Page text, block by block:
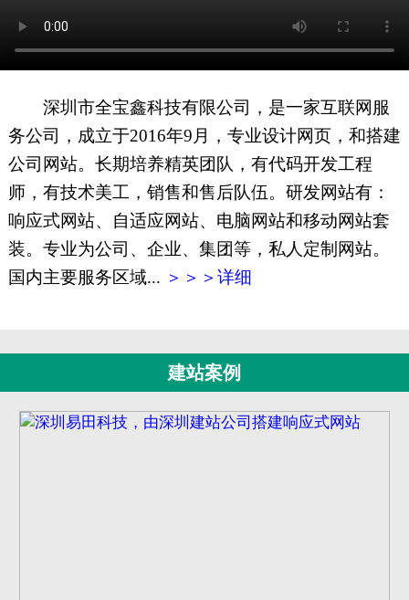
XML地图
深圳市全宝鑫科技有限公司，是一家互联网服
务公司，成立于2016年9月，专业设计网页，和搭建
公司网站。长期培养精英团队，有代码开发工程
师，有技术美工，销售和售后队伍。研发网站有：
响应式网站、自适应网站、电脑网站和移动网站套
装。专业为公司、企业、集团等，私人定制网站。
国内主要服务区域... ＞＞＞详细
建站案例